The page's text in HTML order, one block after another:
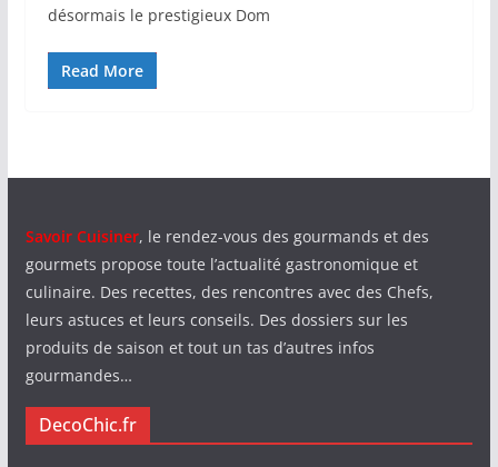
désormais le prestigieux Dom
Read More
Savoir Cuisiner, le rendez-vous des gourmands et des
gourmets propose toute l’actualité gastronomique et
culinaire. Des recettes, des rencontres avec des Chefs,
leurs astuces et leurs conseils. Des dossiers sur les
produits de saison et tout un tas d’autres infos
gourmandes…
DecoChic.fr